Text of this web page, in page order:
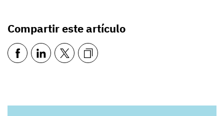
Compartir este artículo